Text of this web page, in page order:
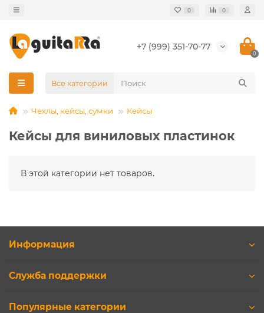
0 0
+7 (999) 351-70-77
0
Все категории
Чехлы, кейсы, сумки Кейсы
Кейсы для виниловых пластинок
В этой категории нет товаров.
Информация
Служба поддержки
Популярные категории